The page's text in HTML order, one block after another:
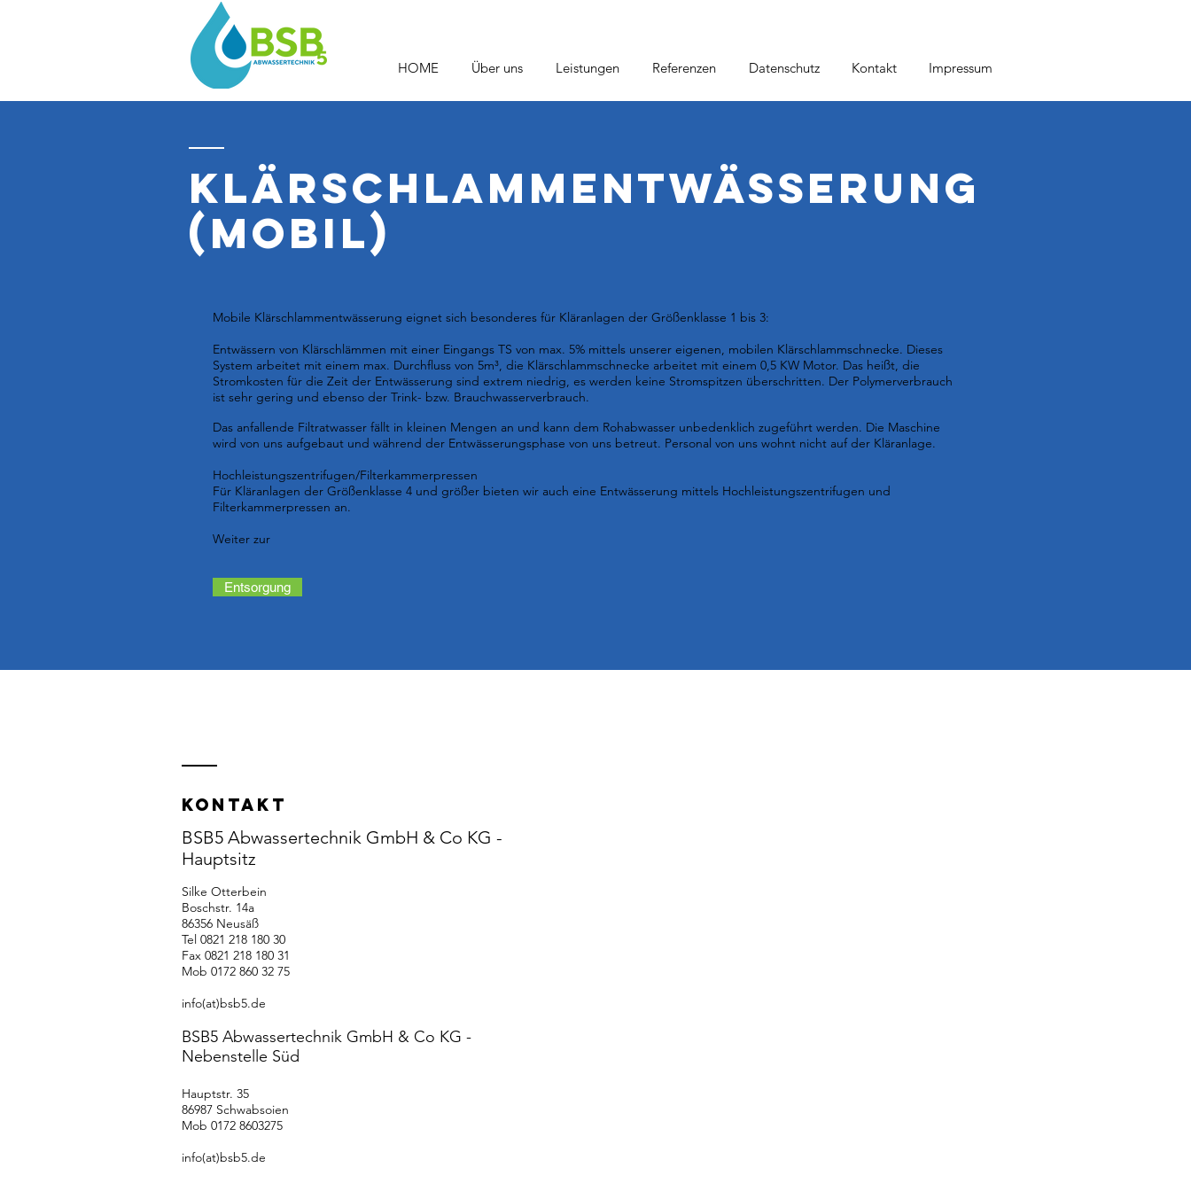
HOME Über uns Leistungen Referenzen Datenschutz Kontakt Impressum
Klärschlammentwässerung
(mobil)
Mobile Klärschlammentwässerung eignet sich besonderes für Kläranlagen der Größenklasse 1 bis 3:
Entwässern von Klärschlämmen mit einer Eingangs TS von max. 5% mittels unserer eigenen, mobilen Klärschlammschnecke. Dieses
System arbeitet mit einem max. Durchfluss von 5m³, die Klärschlammschnecke arbeitet mit einem 0,5 KW Motor. Das heißt, die
Stromkosten für die Zeit der Entwässerung sind extrem niedrig, es werden keine Stromspitzen überschritten. Der Polymerverbrauch
ist sehr gering und ebenso der Trink- bzw. Brauchwasserverbrauch.
Das anfallende Filtratwasser fällt in kleinen Mengen an und kann dem Rohabwasser unbedenklich zugeführt werden. Die Maschine
wird von uns aufgebaut und während der Entwässerungsphase von uns betreut. Personal von uns wohnt nicht auf der Kläranlage.
Hochleistungszentrifugen/Filterkammerpressen​
Für Kläranlagen der Größenklasse 4 und größer bieten wir auch eine Entwässerung mittels Hochleistungszentrifugen und
Filterkammerpressen an.
Weiter zur
Entsorgung
KONTAKT
BSB5 Abwassertechnik GmbH & Co KG -
Hauptsitz
Silke Otterbein
Boschstr. 14a
86356 Neusäß
Tel 0821 218 180 30
Fax 0821 218 180 31
Mob 0172 860 32 75
info(at)bsb5.de
BSB5 Abwassertechnik GmbH & Co KG -
Nebenstelle Süd
Hauptstr. 35
86987 Schwabsoien
Mob 0172 8603275
info(at)bsb5.de